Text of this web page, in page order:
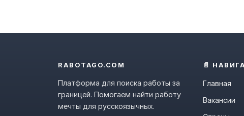
RABOTAGO.COM
Платформа для поиска работы за
границей. Помогаем найти работу
мечты для русскоязычных.
📄
Главная
Вакансии